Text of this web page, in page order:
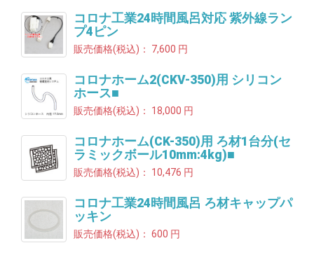
コロナ工業24時間風呂対応 紫外線ラン
プ4ピン
販売価格(税込)： 7,600 円
コロナホーム2(CKV-350)用 シリコン
ホース■
販売価格(税込)： 18,000 円
コロナホーム(CK-350)用 ろ材1台分(セ
ラミックボール10mm:4kg)■
販売価格(税込)： 10,476 円
コロナ工業24時間風呂 ろ材キャップパ
ッキン
販売価格(税込)： 600 円